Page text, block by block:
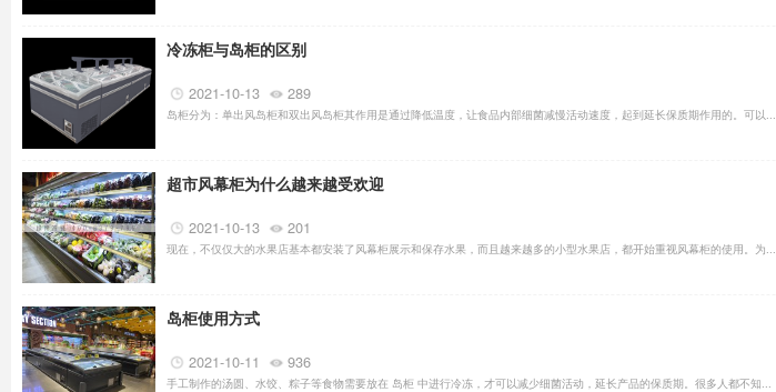
冷冻柜与岛柜的区别
2021-10-13 289
岛柜分为：单出风岛柜和双出风岛柜其作用是通过降低温度，让食品内部细菌减慢活动速度，起到延长保质期作用的。可以...
超市风幕柜为什么越来越受欢迎
2021-10-13 201
现在，不仅仅大的水果店基本都安装了风幕柜展示和保存水果，而且越来越多的小型水果店，都开始重视风幕柜的使用。为...
岛柜使用方式
2021-10-11 936
手工制作的汤圆、水饺、粽子等食物需要放在 岛柜 中进行冷冻，才可以减少细菌活动，延长产品的保质期。很多人都不知...